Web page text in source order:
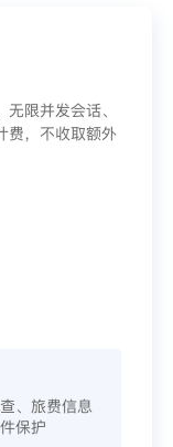
限并发会话、
费，不收取额外
、旅费信息
保护